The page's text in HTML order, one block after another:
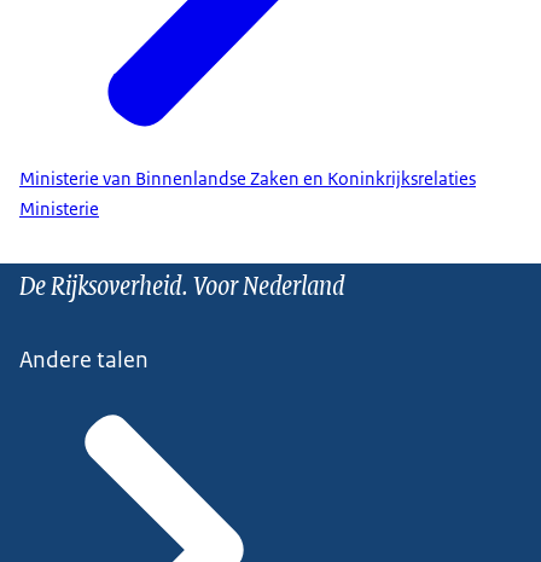
Ministerie van Binnenlandse Zaken en Koninkrijksrelaties
Ministerie
De Rijksoverheid. Voor Nederland
Andere talen